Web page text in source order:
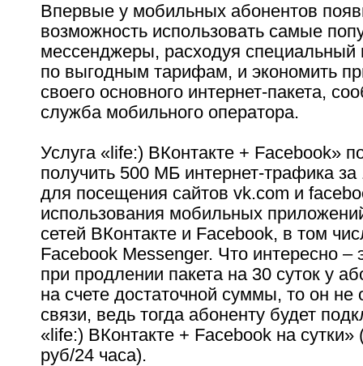
Впервые у мобильных абонентов
возможность использовать самые
мессенджеры, расходуя специальный
по выгодным тарифам, и экономить
своего основного интернет-пакета,
служба мобильного оператора.
Услуга «life:) ВКонтакте + Facebook»
получить 500 МБ интернет-трафика
для посещения сайтов vk.com и
использования мобильных
сетей ВКонтакте и Facebook, в том
Facebook Messenger. Что интересно –
при продлении пакета на 30 суток у
на счете достаточной суммы, то он не
связи, ведь тогда абоненту будет
«life:) ВКонтакте + Facebook на
руб/24 часа).